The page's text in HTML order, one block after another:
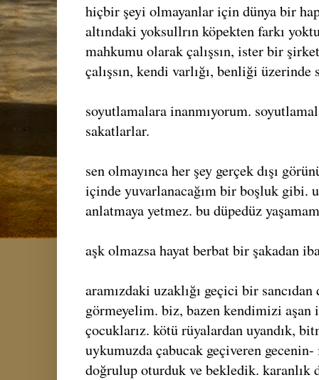
hiçbir şeyi olmayanlar için dünya bir
altındaki yoksullrın köpekten farkı
mahkumu olarak çalışsın, ister bir
çalışsın, kendi varlığı, benliği üzerinde
soyutlamalara inanmıyorum.
sakatlarlar.
sen olmayınca her şey gerçek dışı
içinde yuvarlanacağım bir boşluk gibi.
anlatmaya yetmez. bu düpedüz
aşk olmazsa hayat berbat bir şakadan
aramızdaki uzaklığı geçici bir
görmeyelim. biz, bazen kendimizi aşan
çocuklarız. kötü rüyalardan uyandık,
uykumuzda çabucak geçiveren
doğrulup oturduk ve bekledik. karanlık